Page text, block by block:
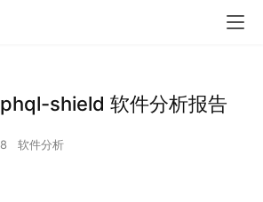
shield 软件分析报告
软件分析